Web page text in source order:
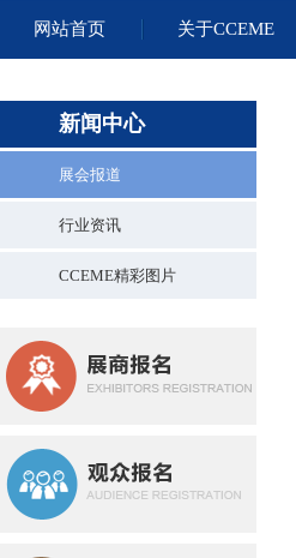
网站首页 关于CCEME
新闻中心
展会报道
行业资讯
CCEME精彩图片